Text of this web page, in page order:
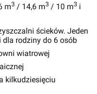
m3 / 14,6 m3 / 10 m3 i
ścieków. Jeden
dla rodziny do 6 osób
wiatrowej
kilkudziesięciu